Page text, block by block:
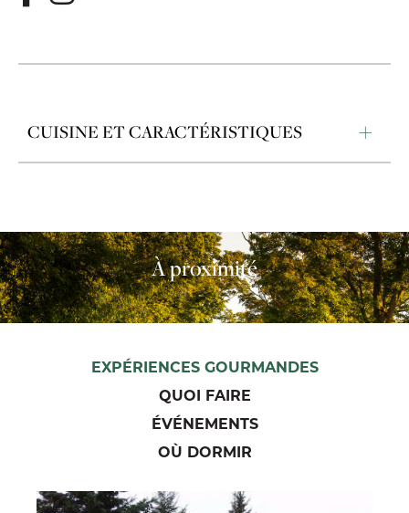
CUISINE ET CARACTÉRISTIQUES
À proximité
EXPÉRIENCES GOURMANDES
QUOI FAIRE
ÉVÉNEMENTS
OÙ DORMIR